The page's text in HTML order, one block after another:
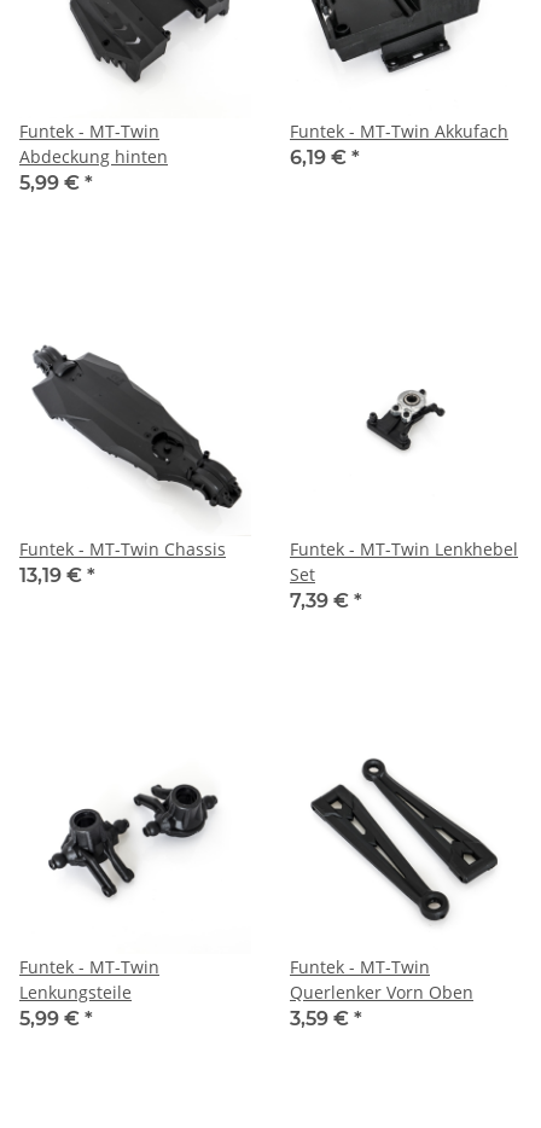
Funtek - MT-Twin
Abdeckung hinten
5,99 € *
Funtek - MT-Twin Akkufach
6,19 € *
Funtek - MT-Twin Chassis
13,19 € *
Funtek - MT-Twin Lenkhebel
Set
7,39 € *
Funtek - MT-Twin
Lenkungsteile
5,99 € *
Funtek - MT-Twin
Querlenker Vorn Oben
3,59 € *